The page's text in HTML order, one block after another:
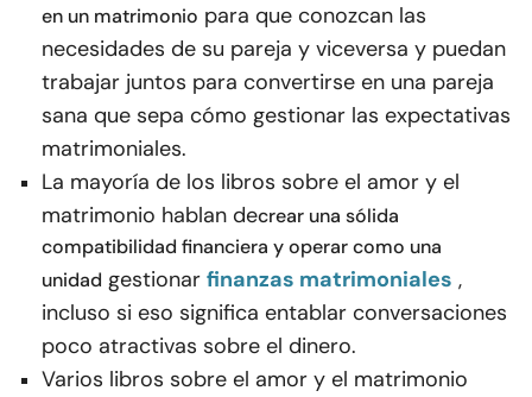
en un matrimonio para que conozcan las
necesidades de su pareja y viceversa y puedan
trabajar juntos para convertirse en una pareja
sana que sepa cómo gestionar las expectativas
matrimoniales.
La mayoría de los libros sobre el amor y el
matrimonio hablan decrear una sólida
compatibilidad financiera y operar como una
unidad gestionar finanzas matrimoniales ,
incluso si eso significa entablar conversaciones
poco atractivas sobre el dinero.
Varios libros sobre el amor y el matrimonio